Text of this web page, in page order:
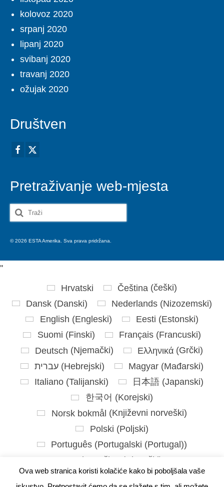
kolovoz 2020
srpanj 2020
lipanj 2020
svibanj 2020
travanj 2020
ožujak 2020
Društven
Pretraživanje web-mjesta
Search
© 2026 ESTA Amerika. Sva prava pridržana.
Ova web stranica koristi kolačiće kako bi poboljšala vaše
''
Hrvatski
Čeština (češki)
Dansk (Danski) Nederlands (Nizozemski)
English (Engleski) Eesti (Estonski)
Suomi (Finski) Français(Francuski)
Deutsch (Njemački) Ελληνικά (Grčki)
עברית (Hebrejski) Magyar (Mađarski)
Italiano (Talijanski) 日本語 (Japanski)
한국어 (Korejski)
Norsk bokmål (Književni norveški)
Polski (Poljski)
Português (Portugalski (Portugal))
Slovenčina
( Slovački)
Slovenščina(Slovenski)